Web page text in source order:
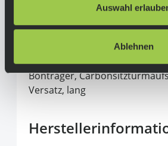
Auswahl
Ablehnen
Bontrager Aeolus Elite 35,
Tubeless Ready, 35 mm
Sattelstütze:
Bontrager,
Versatz, lang